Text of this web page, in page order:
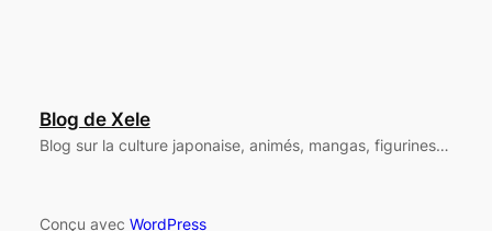
Blog de Xele
Blog sur la culture japonaise, animés, mangas, figurines…
Conçu avec WordPress